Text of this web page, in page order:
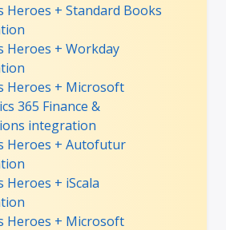
Heroes + Standard Books
Heroes + Workday
Heroes + Microsoft
365 Finance &
integration
Heroes + Autofutur
Heroes + iScala
Heroes + Microsoft